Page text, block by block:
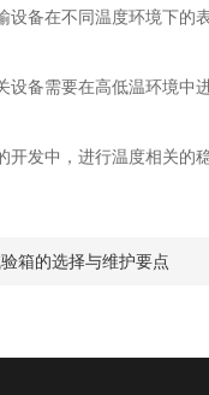
备在不同温度环境下的表
需要在高低温环境中进
中，进行温度相关的稳
箱的选择与维护要点